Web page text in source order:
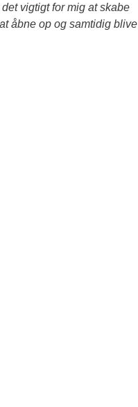
vigtigt for mig at skabe
åbne op og samtidig blive